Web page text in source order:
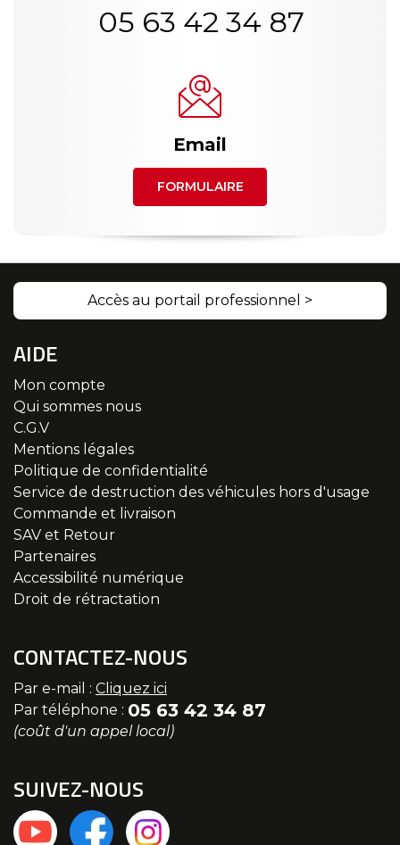
05 63 42 34 87
Email
FORMULAIRE
Accès au portail professionnel >
AIDE
Mon compte
Qui sommes nous
C.G.V
Mentions légales
Politique de confidentialité
Service de destruction des véhicules hors d'usage
Commande et livraison
SAV et Retour
Partenaires
Accessibilité numérique
Droit de rétractation
CONTACTEZ-NOUS
Par e-mail : Cliquez ici
Par téléphone : 05 63 42 34 87
(coût d'un appel local)
SUIVEZ-NOUS